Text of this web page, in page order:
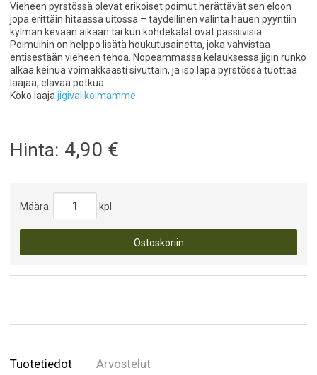
Vieheen pyrstössä olevat erikoiset poimut herättävät sen eloon
jopa erittäin hitaassa uitossa – täydellinen valinta hauen pyyntiin
kylmän kevään aikaan tai kun kohdekalat ovat passiivisia.
Poimuihin on helppo lisätä houkutusainetta, joka vahvistaa
entisestään vieheen tehoa. Nopeammassa kelauksessa jigin runko
alkaa keinua voimakkaasti sivuttain, ja iso lapa pyrstössä tuottaa
laajaa, elävää potkua.
Koko laajajigivalikoimamme.
Hinta: 4,90 €
Määrä: kpl
Ostoskoriin
Tuotetiedot Arvostelut